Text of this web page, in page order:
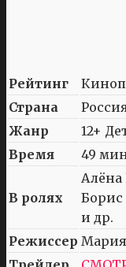
Рейтинг
Страна
Жанр
12+
Время
49
В ролях
Алёна
и др.
Режиссер